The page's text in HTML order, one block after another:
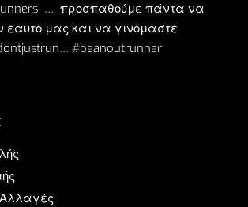
… προσπαθούμε πάντα να
εαυτό μας και να γινόμαστε
#beanoutrunner